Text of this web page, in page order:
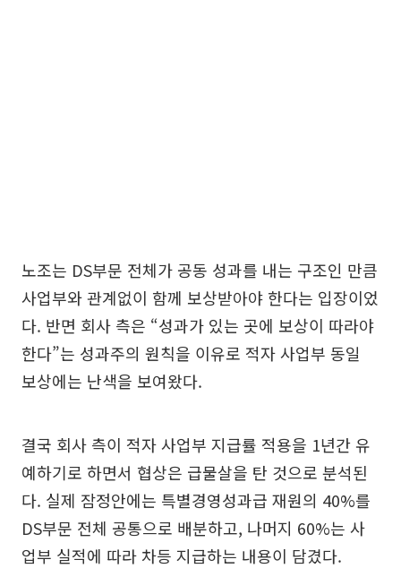
노조는 DS부문 전체가 공동 성과를 내는 구조인 만큼
사업부와 관계없이 함께 보상받아야 한다는 입장이었
다. 반면 회사 측은 “성과가 있는 곳에 보상이 따라야
한다”는 성과주의 원칙을 이유로 적자 사업부 동일
보상에는 난색을 보여왔다.
결국 회사 측이 적자 사업부 지급률 적용을 1년간 유
예하기로 하면서 협상은 급물살을 탄 것으로 분석된
다. 실제 잠정안에는 특별경영성과급 재원의 40%를
DS부문 전체 공통으로 배분하고, 나머지 60%는 사
업부 실적에 따라 차등 지급하는 내용이 담겼다.